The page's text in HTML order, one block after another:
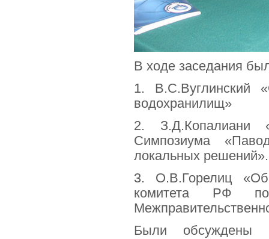
В ходе заседания
1. В.С.Вуглинский
водохранилищ»
2. З.Д.Копалиани
Симпозиума
локальных решений».
3. О.В.Горелиц «Об
комитета РФ
Были обсуждены